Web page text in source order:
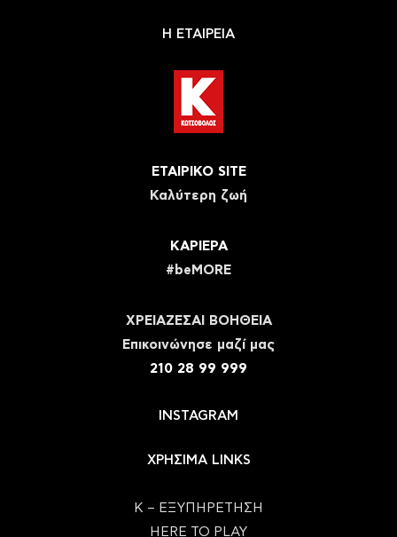
Η ΕΤΑΙΡΕΙΑ
ΕΤΑΙΡΙΚΟ SITE
Καλύτερη ζωή
ΚΑΡΙΕΡΑ
#beMORE
ΧΡΕΙΑΖΕΣΑΙ ΒΟΗΘΕΙΑ
Eπικοινώνησε μαζί μας
210 28 99 999
INSTAGRAM
ΧΡΗΣΙΜΑ LINKS
Κ – ΕΞΥΠΗΡΕΤΗΣΗ
HERE TO PLAY